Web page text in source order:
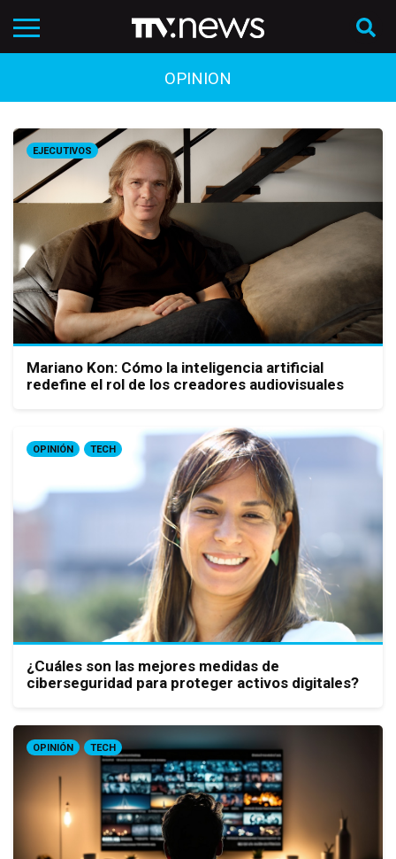
OPINION
EJECUTIVOS
Mariano Kon: Cómo la inteligencia artificial
redefine el rol de los creadores audiovisuales
OPINIÓN TECH
¿Cuáles son las mejores medidas de
ciberseguridad para proteger activos digitales?
OPINIÓN TECH